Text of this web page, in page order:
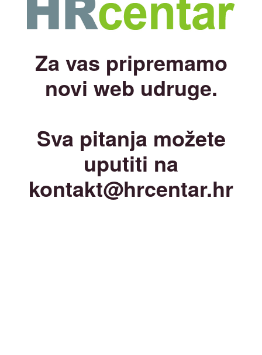
Za vas pripremamo
novi web udruge.
Sva pitanja možete
uputiti na
kontakt@hrcentar.hr